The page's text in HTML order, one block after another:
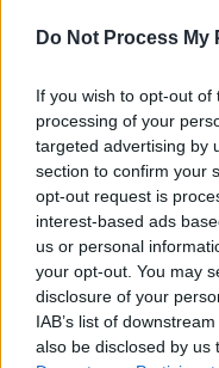
Do Not Process
If you wish to opt-out
processing of your
targeted advertising by
section to confirm your
opt-out request is
interest-based ads
us or personal
your opt-out. You may
disclosure of your
IAB’s list of
also be disclosed by us
έκανε και τα
θέματός του,
βιαιότητας, ο
για την απώλεια,
την ανάγκη για
στερεότυπα, ενώ
ακόμη πιο
του, ένα σύμβολο
πρέπει να θάψει